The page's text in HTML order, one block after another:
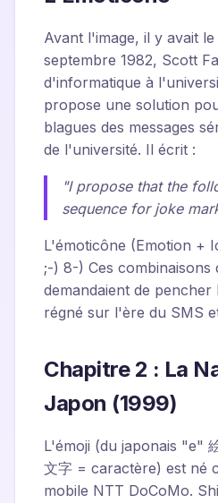
Avant l'image, il y avait le
septembre 1982, Scott
d'informatique à
propose une solution
blagues des messages
de l'université. Il écrit :
"I propose that the
sequence for joke
L'émoticône (Emotion +
;-) 8-) Ces combinaisons
demandaient de pencher
régné sur l'ère du SMS
Chapitre 2 : La
Japon (1999)
L'émoji (du japonais "e"
文字 = caractère) est né
mobile NTT DoCoMo.